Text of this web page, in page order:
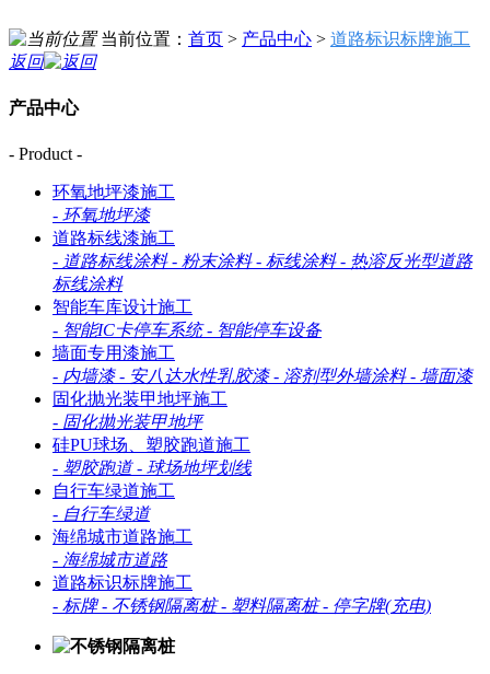
当前位置： 首页 > 产品中心 > 道路标识标牌施工
返回
产品中心
- Product -
环氧地坪漆施工
- 环氧地坪漆
道路标线漆施工
- 道路标线涂料 - 粉末涂料 - 标线涂料 - 热溶反光型道路
标线涂料
智能车库设计施工
- 智能IC卡停车系统 - 智能停车设备
墙面专用漆施工
- 内墙漆 - 安八达水性乳胶漆 - 溶剂型外墙涂料 - 墙面漆
固化抛光装甲地坪施工
- 固化抛光装甲地坪
硅PU球场、塑胶跑道施工
- 塑胶跑道 - 球场地坪划线
自行车绿道施工
- 自行车绿道
海绵城市道路施工
- 海绵城市道路
道路标识标牌施工
- 标牌 - 不锈钢隔离桩 - 塑料隔离桩 - 停字牌(充电)